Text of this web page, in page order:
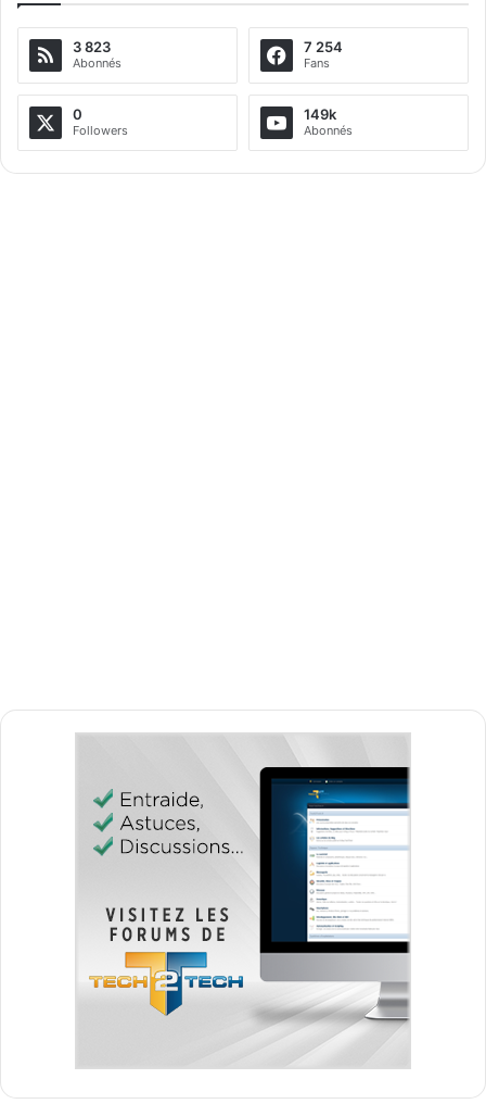
3 823
Abonnés
7 254
Fans
0
Followers
149k
Abonnés